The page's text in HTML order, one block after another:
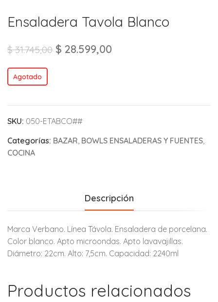
Ensaladera Tavola Blanco
$31.745,00 $ 28.599,00
Agotado
SKU: 050-ETABCO##
Categorías: BAZAR, BOWLS ENSALADERAS Y FUENTES,
COCINA
Descripción
Marca Verbano. Línea Távola. Ensaladera de porcelana.
Color blanco. Apto microondas. Apto lavavajillas.
Diámetro: 22cm. Alto: 7,5cm. Capacidad: 2240ml
Productos relacionados